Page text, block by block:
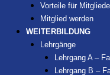
Vorteile für
Mitglied werden
WEITERBILDUNG
Lehrgänge
Lehrgang A –
Lehrgang B –